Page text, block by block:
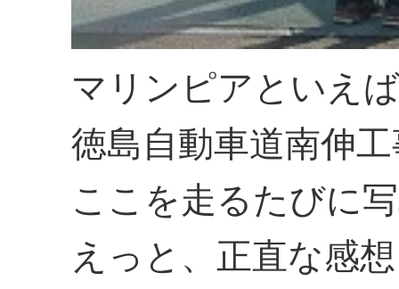
マリンピアといえ
徳島自動車道南伸
ここを走るたびに
えっと、正直な感